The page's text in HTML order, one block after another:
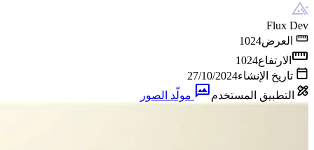
Flux Dev
العرض1024
الارتفاع1024
تاريخ الإنشاء27/10/2024
التطبيق المستخدم
مولّد الصور